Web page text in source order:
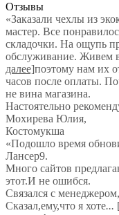
Отзывы
«Заказали чехлы из
мастер. Все
складочки. На ощупь
обслуживание. Живем
далее]поэтому нам их
часов после оплаты.
не вина магазина.
Настоятельно
Мохирева Юлия,
Костомукша
«Подошло время
Лансер9.
Много сайтов
этот.И не ошибся.
Связался с
Сказал,ему,что я хоте...